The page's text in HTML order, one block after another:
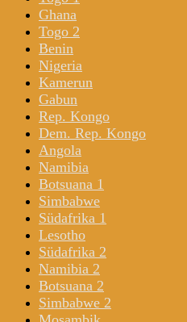
Ghana
Togo 2
Benin
Nigeria
Kamerun
Gabun
Rep. Kongo
Dem. Rep. Kongo
Angola
Namibia
Botsuana 1
Simbabwe
Südafrika 1
Lesotho
Südafrika 2
Namibia 2
Botsuana 2
Simbabwe 2